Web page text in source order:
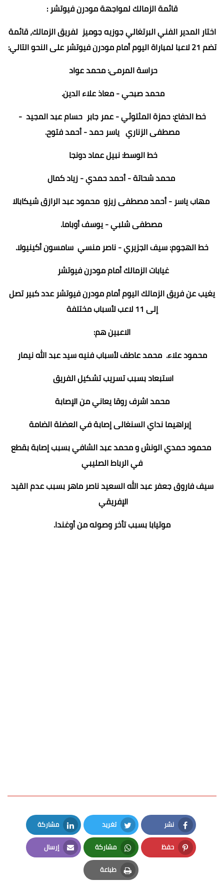
قائمة الزمالك لمواجهة مودرن فيوتشر :
اختار المدير الفني البرتغالي جوزيه جوميز لفريق الزمالك، قائمة
تضم 21 لاعبا لمباراة اليوم أمام مودرن فيوتشر على النحو التالي:
حراسة المرمى: محمد عواد
محمد صبحي - معاذ علاء الدين.
خط الدفاع: حمزة المثلوثي - عمر جابر حسام عبد المجيد -
مصطفى الزناري ياسر حمد - أحمد فتوح.
خط الوسط: نبيل عماد دونجا
محمد شحاتة - أحمد حمدي - زياد كمال
مهاب ياسر - أحمد مصطفى زيزو محمود عبد الرازق شيكابالا
مصطفى شلبي - يوسف أوباما.
خط الهجوم: سيف الجزيري - ناصر منسي سامسون أكينيولا.
غيابات الزمالك أمام مودرن فيوتشر
يغيب عن فريق الزمالك اليوم أمام مودرن فيوتشر عدد كبير تصل
إلى 11 لاعب لأسباب مختلفة
الاعبين هم:
محمود علاء. محمد عاطف لأسباب فنيه سيد عبد الله نيمار
استبعاد بسبب تسريب تشكيل الفريق
محمد اشرف روقا يعاني من الإصابة
إبراهيما نداي السنغالى إصابة في العضلة الضامة
محمود حمدي الونش و محمد عبد الشافي بسبب إصابة بقطع
في الرباط الصليبي
سيف فاروق جعفر عبد الله السعيد ناصر ماهر بسبب عدم القيد
الإفريقي
موتيابا بسبب تأخر وصوله من أوغندا.
نشر
Facebook
تغريد
Twitter
مشاركة
LinkedIn
حفظ
Pinterest
مشاركة
Whatsapp
إرسال
Email
طباعة